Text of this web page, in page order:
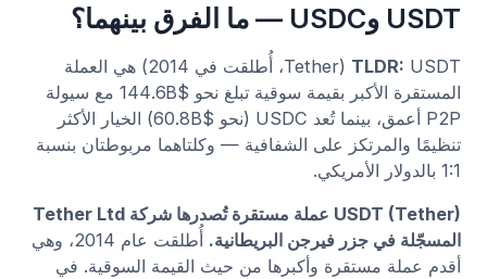
USDT وUSDC — ما الفرق بينهما؟
TLDR:
USDT (Tether، أُطلقت في 2014) هي العملة
المستقرة الأكبر بقيمة سوقية تبلغ نحو $144.6B مع سيولة
P2P أعمق، بينما تُعد USDC (نحو $60.8B) الخيار الأكثر
تنظيمًا والمرتكز على الشفافية — وكلتاهما مربوطتان بنسبة
1:1 بالدولار الأمريكي.
USDT (Tether) عملة مستقرة تُصدرها شركة Tether Ltd
المسجّلة في جزر فيرجن البريطانية.
أُطلقت عام 2014، وهي
أقدم عملة مستقرة وأكبرها من حيث القيمة السوقية. في